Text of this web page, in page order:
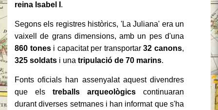
reina Isabel I .
Segons els registres històrics, 'La Juliana' era un
vaixell de grans dimensions, amb un pes d'una
860 tonesi capacitat per transportar32 canons,
325 soldats i una tripulació de 70 marins.
Fonts oficials han assenyalat aquest divendres
que els treballs arqueològics continuaran
durant diverses setmanes i han informat que s'ha